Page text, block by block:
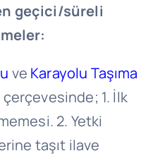
geçici/süreli
ve Karayolu Taşıma
çerçevesinde; 1. İlk
2. Yetki
taşıt ilave